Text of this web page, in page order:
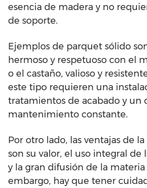
esencia de madera y no
de soporte.
Ejemplos de parquet sólido
hermoso y respetuoso con el
o el castaño, valioso y
este tipo requieren una
tratamientos de acabado y un
mantenimiento constante.
Por otro lado, las ventajas de
son su valor, el uso integral de
y la gran difusión de la
embargo, hay que tener